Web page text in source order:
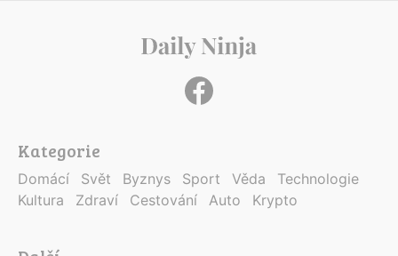
Kategorie
Domácí Svět Byznys Sport Věda
Technologie
Kultura
Zdraví Cestování Auto Krypto